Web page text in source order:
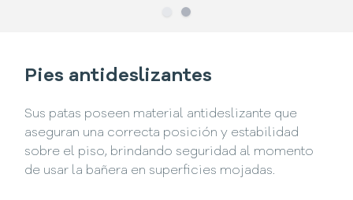
SlideSlide
Pies antideslizantes
Sus patas poseen material antideslizante que
aseguran una correcta posición y estabilidad
sobre el piso, brindando seguridad al momento
de usar la bañera en superficies mojadas.